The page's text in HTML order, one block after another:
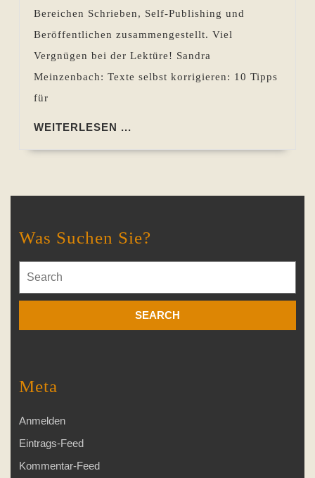
Bereichen Schrieben, Self-Publishing und
Beröffentlichen zusammengestellt. Viel
Vergnügen bei der Lektüre! Sandra
Meinzenbach: Texte selbst korrigieren: 10 Tipps
für
WEITERLESEN ...
Was Suchen Sie?
for:
Meta
Anmelden
Eintrags-Feed
Kommentar-Feed